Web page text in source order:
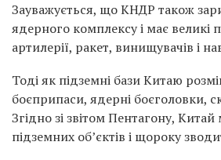
Зауважується, що КНДР також
ядерного комплексу і має великі
артилерії, ракет, винищувачів і
Тоді як підземні бази Китаю
боєприпаси, ядерні боєголовки,
Згідно зі звітом Пентагону, Китай
підземних об’єктів і щороку